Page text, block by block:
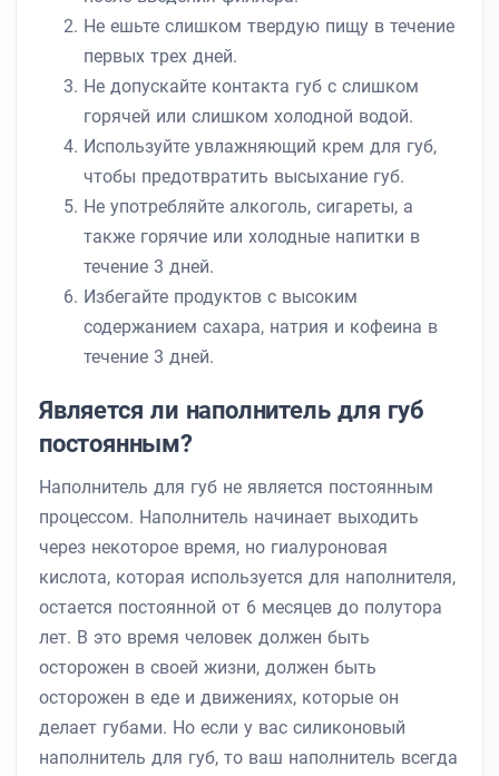
Не ешьте слишком твердую пищу в течение
первых трех дней.
Не допускайте контакта губ с слишком
горячей или слишком холодной водой.
Используйте увлажняющий крем для губ,
чтобы предотвратить высыхание губ.
Не употребляйте алкоголь, сигареты, а
также горячие или холодные напитки в
течение 3 дней.
Избегайте продуктов с высоким
содержанием сахара, натрия и кофеина в
течение 3 дней.
Является ли наполнитель для губ
постоянным?
Наполнитель для губ не является постоянным
процессом. Наполнитель начинает выходить
через некоторое время, но гиалуроновая
кислота, которая используется для наполнителя,
остается постоянной от 6 месяцев до полутора
лет. В это время человек должен быть
осторожен в своей жизни, должен быть
осторожен в еде и движениях, которые он
делает губами. Но если у вас силиконовый
наполнитель для губ, то ваш наполнитель всегда